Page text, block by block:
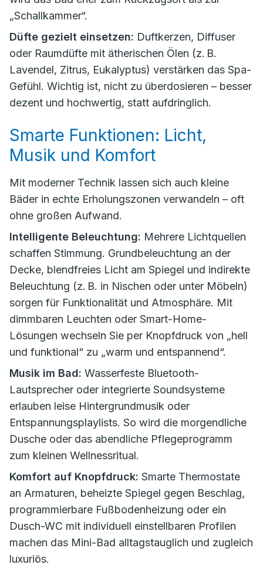
„Schallkammer“.
Düfte gezielt einsetzen: Duftkerzen, Diffuser
oder Raumdüfte mit ätherischen Ölen (z. B.
Lavendel, Zitrus, Eukalyptus) verstärken das Spa-
Gefühl. Wichtig ist, nicht zu überdosieren – besser
dezent und hochwertig, statt aufdringlich.
Smarte Funktionen: Licht,
Musik und Komfort
Mit moderner Technik lassen sich auch kleine
Bäder in echte Erholungszonen verwandeln – oft
ohne großen Aufwand.
Intelligente Beleuchtung: Mehrere Lichtquellen
schaffen Stimmung. Grundbeleuchtung an der
Decke, blendfreies Licht am Spiegel und indirekte
Beleuchtung (z. B. in Nischen oder unter Möbeln)
sorgen für Funktionalität und Atmosphäre. Mit
dimmbaren Leuchten oder Smart-Home-
Lösungen wechseln Sie per Knopfdruck von „hell
und funktional“ zu „warm und entspannend“.
Musik im Bad: Wasserfeste Bluetooth-
Lautsprecher oder integrierte Soundsysteme
erlauben leise Hintergrundmusik oder
Entspannungsplaylists. So wird die morgendliche
Dusche oder das abendliche Pflegeprogramm
zum kleinen Wellnessritual.
Komfort auf Knopfdruck: Smarte Thermostate
an Armaturen, beheizte Spiegel gegen Beschlag,
programmierbare Fußbodenheizung oder ein
Dusch-WC mit individuell einstellbaren Profilen
machen das Mini-Bad alltagstauglich und zugleich
luxuriös.